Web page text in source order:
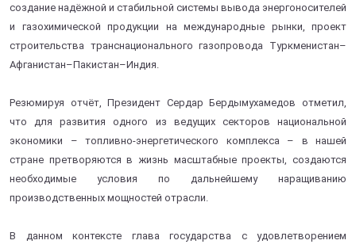
создание надёжной и стабильной системы вывода энергоносителей
и газохимической продукции на международные рынки, проект
строительства транснационального газопровода Туркменистан–
Афганистан–Пакистан–Индия.
Резюмируя отчёт, Президент Сердар Бердымухамедов отметил,
что для развития одного из ведущих секторов национальной
экономики – топливно-энергетического комплекса – в нашей
стране претворяются в жизнь масштабные проекты, создаются
необходимые условия по дальнейшему наращиванию
производственных мощностей отрасли.
В данном контексте глава государства с удовлетворением